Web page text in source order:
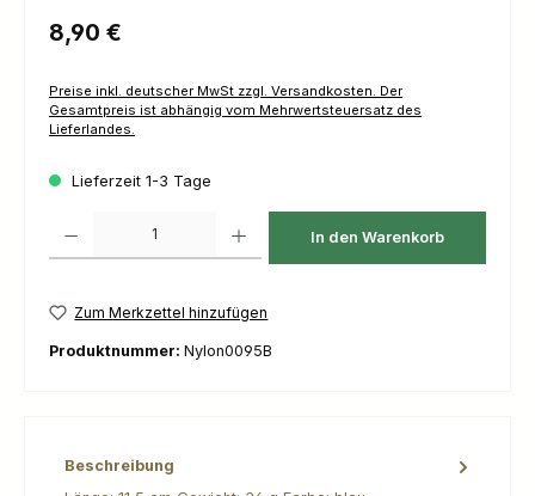
Regulärer Preis:
8,90 €
Preise inkl. deutscher MwSt zzgl. Versandkosten. Der
Gesamtpreis ist abhängig vom Mehrwertsteuersatz des
Lieferlandes.
Lieferzeit 1-3 Tage
In den Warenkorb
Zum Merkzettel hinzufügen
Produktnummer: Nylon0095B
Beschreibung